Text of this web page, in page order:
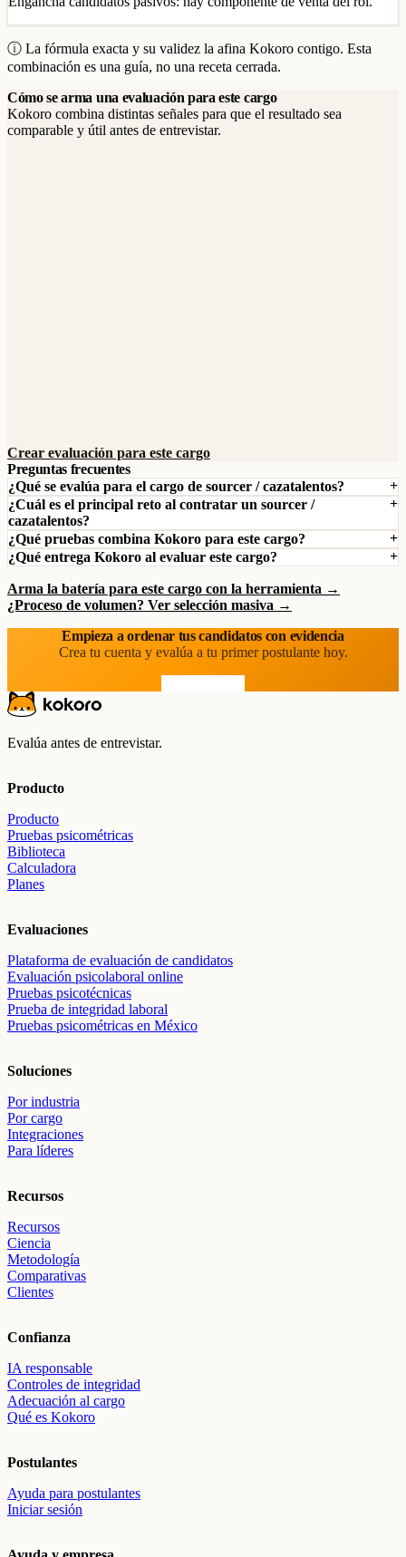
ⓘ La fórmula exacta y su validez la afina Kokoro contigo. Esta
combinación es una guía, no una receta cerrada.
Cómo se arma una evaluación para este cargo
Kokoro combina distintas señales para que el resultado sea
comparable y útil antes de entrevistar.
Crear evaluación para este cargo
Preguntas frecuentes
¿Qué se evalúa para el cargo de sourcer / cazatalentos?
¿Cuál es el principal reto al contratar un sourcer /
cazatalentos?
¿Qué pruebas combina Kokoro para este cargo?
¿Qué entrega Kokoro al evaluar este cargo?
Arma la batería para este cargo con la herramienta →
¿Proceso de volumen? Ver selección masiva →
Empieza a ordenar tus candidatos con evidencia
Crea tu cuenta y evalúa a tu primer postulante hoy.
Evalúa antes de entrevistar.
Producto
Producto
Pruebas psicométricas
Biblioteca
Calculadora
Planes
Evaluaciones
Plataforma de evaluación de candidatos
Evaluación psicolaboral online
Pruebas psicotécnicas
Prueba de integridad laboral
Pruebas psicométricas en México
Soluciones
Por industria
Por cargo
Integraciones
Para líderes
Recursos
Recursos
Ciencia
Metodología
Comparativas
Clientes
Confianza
IA responsable
Controles de integridad
Adecuación al cargo
Qué es Kokoro
Postulantes
Ayuda para postulantes
Iniciar sesión